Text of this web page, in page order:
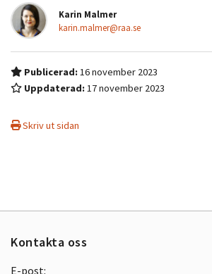
Karin Malmer
karin.malmer@raa.se
Publicerad: 16 november 2023
Uppdaterad:17 november 2023
Skriv ut sidan
Kontakta oss
E-post: